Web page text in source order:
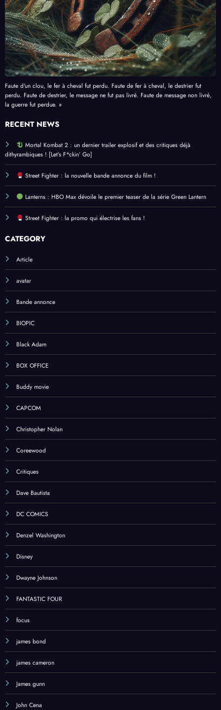
Faute d'un clou, le fer à cheval fut perdu. Faute de fer à cheval, le destrier fut
perdu. Faute de destrier, le message ne fut pas livré. Faute de message non livré,
la guerre fut perdue. »
RECENT NEWS
Mortal Kombat 2 : un dernier trailer explosif et des critiques déjà
dithyrambiques ! [Let’s F*ckin’ Go]
Street Fighter : la nouvelle bande annonce du film !
Lanterns : HBO Max dévoile le premier teaser de la série Green Lantern
Street Fighter : la promo qui électrise les fans !
CATEGORY
Article
avatar
Bande annonce
BIOPIC
Black Adam
BOX OFFICE
Buddy movie
CAPCOM
Christopher Nolan
Coreewood
Critiques
Dave Bautista
DC COMICS
Denzel Washington
Disney
Dwayne Johnson
FANTASTIC FOUR
focus
james bond
james cameron
James gunn
John Cena